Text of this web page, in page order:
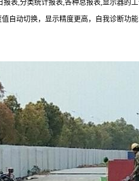
表,分类统计报表,各种总报表,显示器的
动切换，显示精度更高，自我诊断功